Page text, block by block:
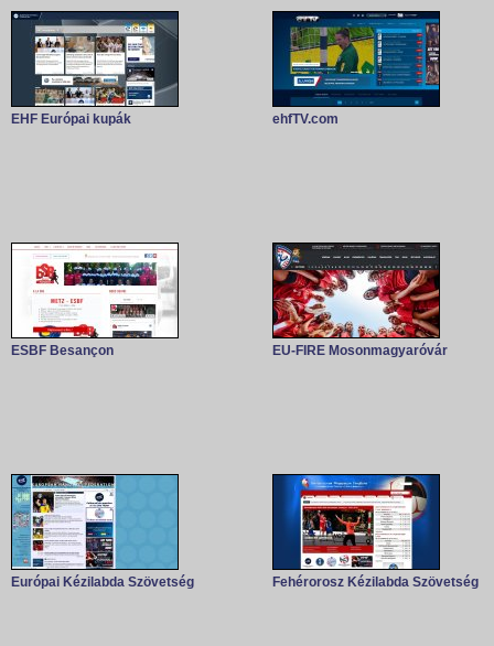
EHF Európai kupák ehfTV.com
ESBF Besançon EU-FIRE Mosonmagyaróvár
Európai Kézilabda Szövetség Fehérorosz Kézilabda Szövetség